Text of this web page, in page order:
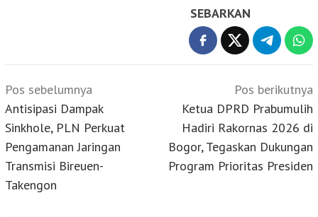
SEBARKAN
Navigasi
pos
Pos sebelumnya
Antisipasi Dampak
Sinkhole, PLN Perkuat
Pengamanan Jaringan
Transmisi Bireuen-
Takengon
Pos berikutnya
Ketua DPRD Prabumulih
Hadiri Rakornas 2026 di
Bogor, Tegaskan Dukungan
Program Prioritas Presiden